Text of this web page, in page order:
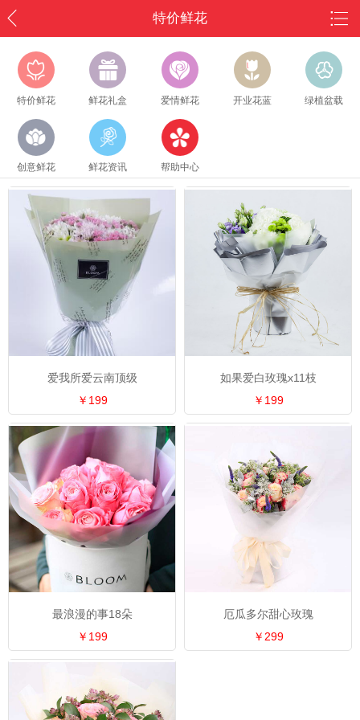
特价鲜花
特价鲜花 鲜花礼盒 爱情鲜花 开业花蓝 绿植盆载
创意鲜花 鲜花资讯 帮助中心
爱我所爱云南顶级
￥199
如果爱白玫瑰x11枝
￥199
最浪漫的事18朵
￥199
厄瓜多尔甜心玫瑰
￥299